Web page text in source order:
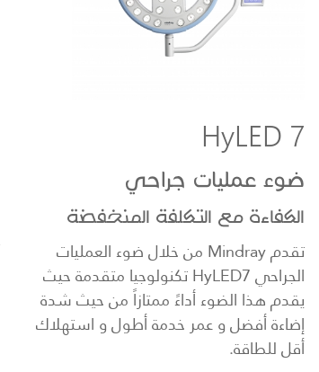
HyLED 7
ضوء عمليات جراحي
الكفاءة مع التكلفة المنخفضة
تقدم Mindray من خلال ضوء العمليات
الجراحي HyLED7 تكنولوجيا متقدمة حيث
يقدم هذا الضوء أداءً ممتازاً من حيث شدة
إضاءة أفضل و عمر خدمة أطول و استهلاك
أقل للطاقة.